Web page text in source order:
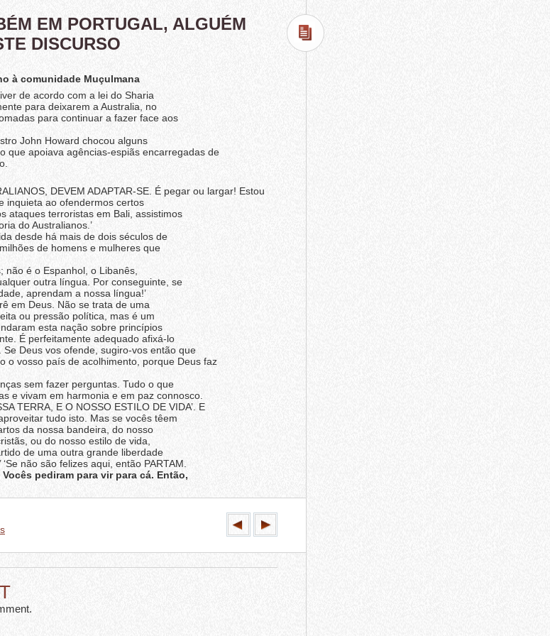
EM PORTUGAL, ALGUÉM
DISCURSO
à comunidade Muçulmana
de acordo com a lei do Sharia
para deixarem a Australia, no
para continuar a fazer face aos
John Howard chocou alguns
que apoiava agências-espiãs encarregadas de
DEVEM ADAPTAR-SE. É pegar ou largar! Estou
inquieta ao ofendermos certos
ataques terroristas em Bali, assistimos
do Australianos.’
desde há mais de dois séculos de
de homens e mulheres que
é o Espanhol, o Libanês,
outra língua. Por conseguinte, se
aprendam a nossa língua!’
em Deus. Não se trata de uma
ou pressão política, mas é um
esta nação sobre princípios
É perfeitamente adequado afixá-lo
Deus vos ofende, sugiro-vos então que
o vosso país de acolhimento, porque Deus faz
sem fazer perguntas. Tudo o que
e vivam em harmonia e em paz connosco.
TERRA, E O NOSSO ESTILO DE VIDA’. E
tudo isto. Mas se vocês têem
da nossa bandeira, do nosso
ou do nosso estilo de vida,
de uma outra grande liberdade
não são felizes aqui, então PARTAM.
pediram para vir para cá. Então,